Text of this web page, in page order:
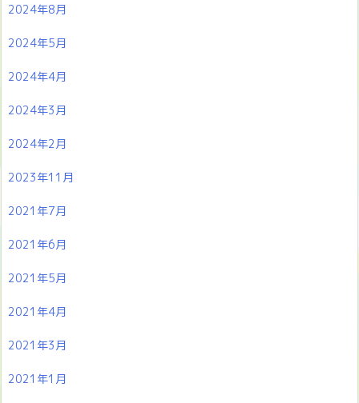
2024年8月
2024年5月
2024年4月
2024年3月
2024年2月
2023年11月
2021年7月
2021年6月
2021年5月
2021年4月
2021年3月
2021年1月